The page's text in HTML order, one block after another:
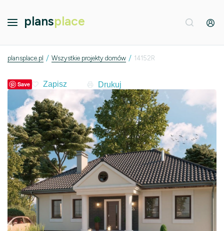
plansplace
plansplace.pl / Wszystkie projekty domów / 14152R
Save Drukuj